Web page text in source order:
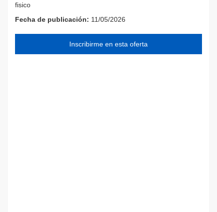
fisico
Fecha de publicación: 11/05/2026
Inscribirme en esta oferta